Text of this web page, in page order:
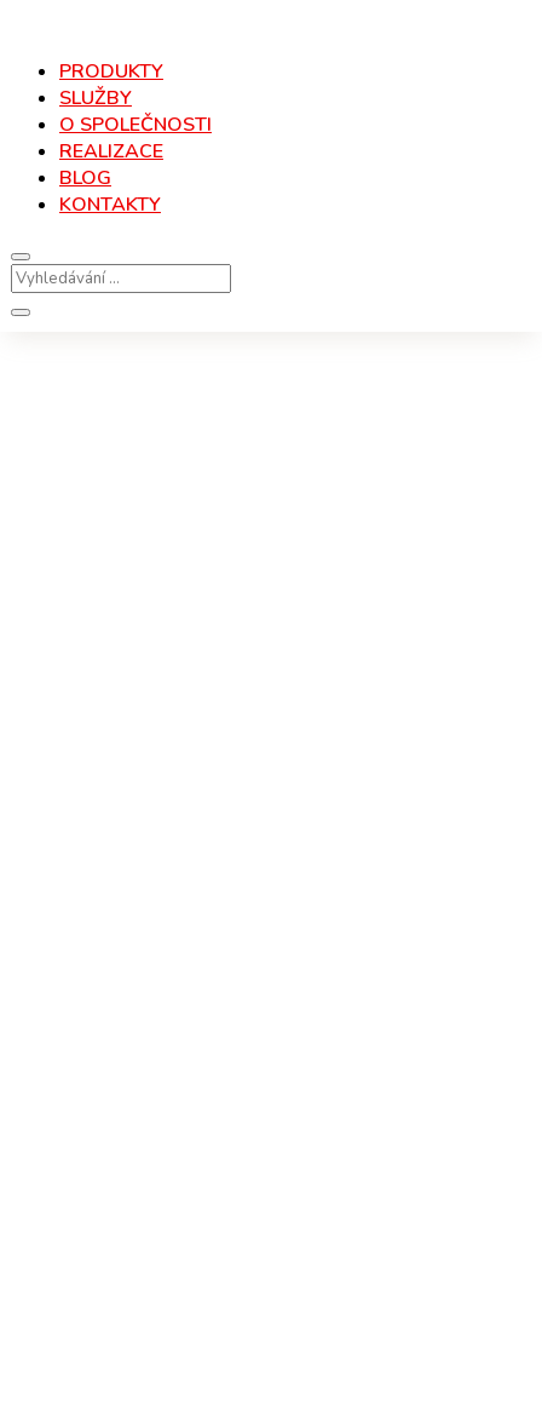
PRODUKTY
SLUŽBY
O SPOLEČNOSTI
REALIZACE
BLOG
KONTAKTY